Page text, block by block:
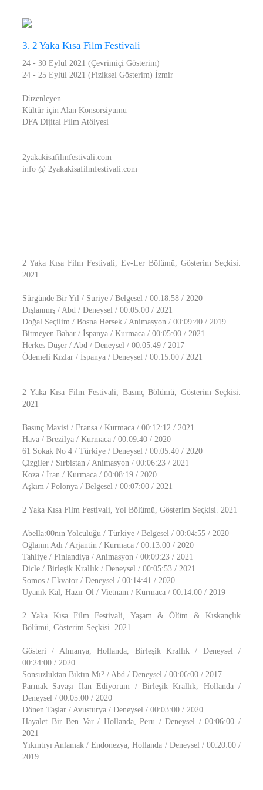
3. 2 Yaka Kısa Film Festivali
24 - 30 Eylül 2021 (Çevrimiçi Gösterim)
24 - 25 Eylül 2021 (Fiziksel Gösterim) İzmir
Düzenleyen
Kültür için Alan Konsorsiyumu
DFA Dijital Film Atölyesi
2yakakisafilmfestivali.com
info @ 2yakakisafilmfestivali.com
2 Yaka Kısa Film Festivali, Ev-Ler Bölümü, Gösterim Seçkisi.
2021
Sürgünde Bir Yıl / Suriye / Belgesel / 00:18:58 / 2020
Dışlanmış / Abd / Deneysel / 00:05:00 / 2021
Doğal Seçilim / Bosna Hersek / Animasyon / 00:09:40 / 2019
Bitmeyen Bahar / İspanya / Kurmaca / 00:05:00 / 2021
Herkes Düşer / Abd / Deneysel / 00:05:49 / 2017
Ödemeli Kızlar / İspanya / Deneysel / 00:15:00 / 2021
2 Yaka Kısa Film Festivali, Basınç Bölümü, Gösterim Seçkisi.
2021
Basınç Mavisi / Fransa / Kurmaca / 00:12:12 / 2021
Hava / Brezilya / Kurmaca / 00:09:40 / 2020
61 Sokak No 4 / Türkiye / Deneysel / 00:05:40 / 2020
Çizgiler / Sırbistan / Animasyon / 00:06:23 / 2021
Koza / İran / Kurmaca / 00:08:19 / 2020
Aşkım / Polonya / Belgesel / 00:07:00 / 2021
2 Yaka Kısa Film Festivali, Yol Bölümü, Gösterim Seçkisi. 2021
Abella:00nın Yolculuğu / Türkiye / Belgesel / 00:04:55 / 2020
Oğlanın Adı / Arjantin / Kurmaca / 00:13:00 / 2020
Tahliye / Finlandiya / Animasyon / 00:09:23 / 2021
Dicle / Birleşik Krallık / Deneysel / 00:05:53 / 2021
Somos / Ekvator / Deneysel / 00:14:41 / 2020
Uyanık Kal, Hazır Ol / Vietnam / Kurmaca / 00:14:00 / 2019
2 Yaka Kısa Film Festivali, Yaşam & Ölüm & Kıskançlık
Bölümü, Gösterim Seçkisi. 2021
Gösteri / Almanya, Hollanda, Birleşik Krallık / Deneysel /
00:24:00 / 2020
Sonsuzluktan Bıktın Mı? / Abd / Deneysel / 00:06:00 / 2017
Parmak Savaşı İlan Ediyorum / Birleşik Krallık, Hollanda /
Deneysel / 00:05:00 / 2020
Dönen Taşlar / Avusturya / Deneysel / 00:03:00 / 2020
Hayalet Bir Ben Var / Hollanda, Peru / Deneysel / 00:06:00 /
2021
Yıkıntıyı Anlamak / Endonezya, Hollanda / Deneysel / 00:20:00 /
2019